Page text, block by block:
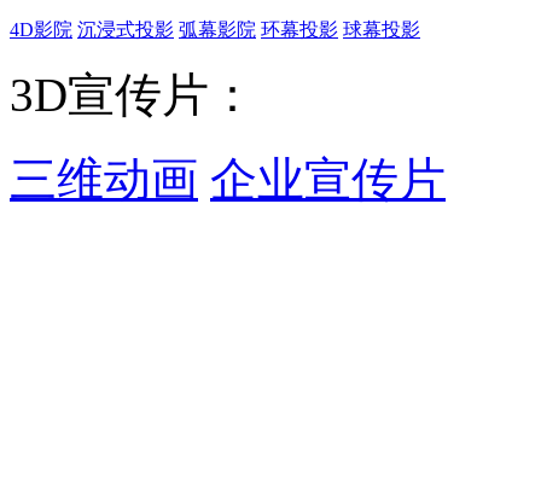
4D影院 沉浸式投影 弧幕影院 环幕投影 球幕投影
3D宣传片：
三维动画 企业宣传片